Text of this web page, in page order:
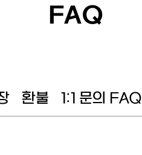
FAQ
환불 1:1 문의 FAQ